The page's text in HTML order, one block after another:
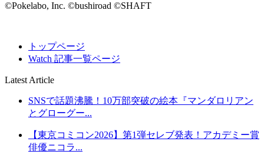
©Pokelabo, Inc. ©bushiroad ©SHAFT
トップページ
Watch 記事一覧ページ
Latest Article
SNSで話題沸騰！10万部突破の絵本『マンダロリアン
とグローグー...
【東京コミコン2026】第1弾セレブ発表！アカデミー賞
俳優ニコラ...